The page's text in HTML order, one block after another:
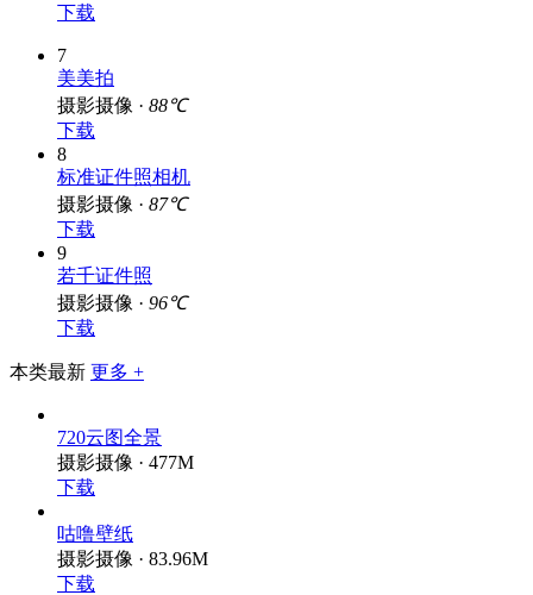
下载
7
美美拍
摄影摄像 · 88℃
下载
8
标准证件照相机
摄影摄像 · 87℃
下载
9
若千证件照
摄影摄像 · 96℃
下载
本类最新 更多 +
720云图全景
摄影摄像 · 477M
下载
咕噜壁纸
摄影摄像 · 83.96M
下载